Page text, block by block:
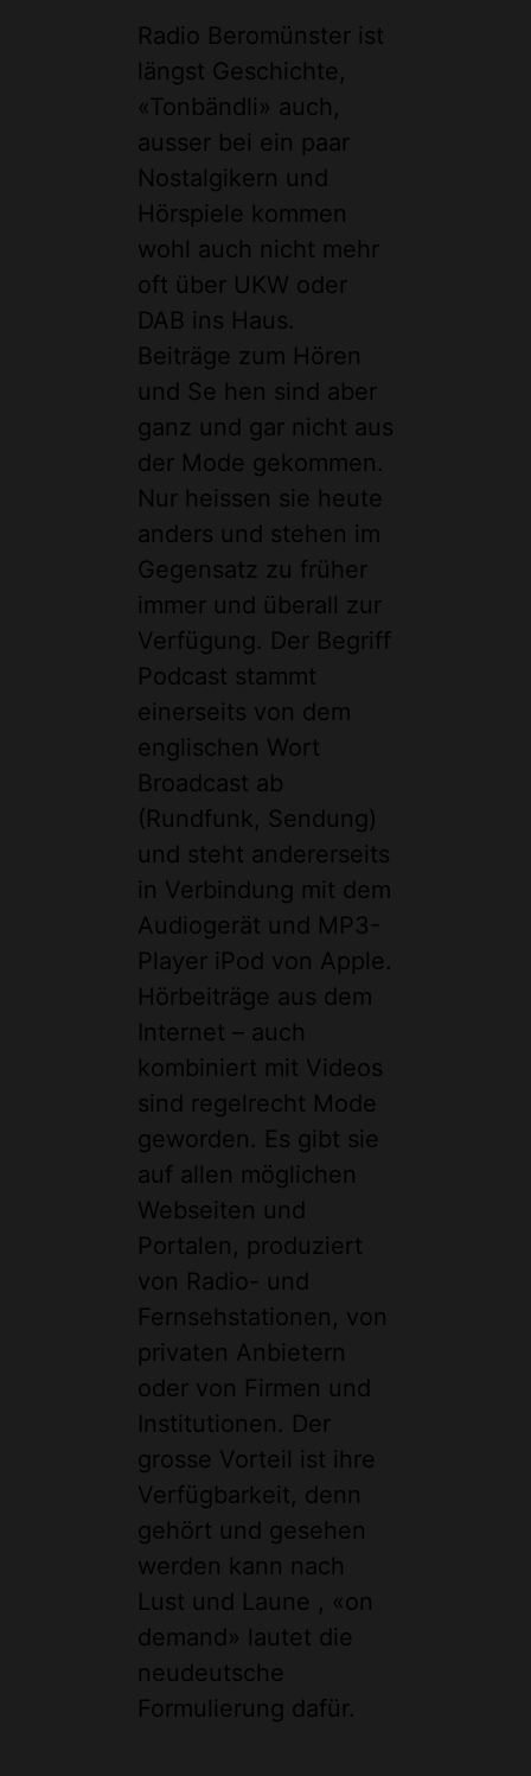
Radio Beromünster ist
längst Geschichte,
«Tonbändli» auch,
ausser bei ein paar
Nostalgikern und
Hörspiele kommen
wohl auch nicht mehr
oft über UKW oder
DAB ins Haus.
Beiträge zum Hören
und Se hen sind aber
ganz und gar nicht aus
der Mode gekommen.
Nur heissen sie heute
anders und stehen im
Gegensatz zu früher
immer und überall zur
Verfügung. Der Begriff
Podcast stammt
einerseits von dem
englischen Wort
Broadcast ab
(Rundfunk, Sendung)
und steht andererseits
in Verbindung mit dem
Audiogerät und MP3-
Player iPod von Apple.
Hörbeiträge aus dem
Internet – auch
kombiniert mit Videos
sind regelrecht Mode
geworden. Es gibt sie
auf allen möglichen
Webseiten und
Portalen, produziert
von Radio- und
Fernsehstationen, von
privaten Anbietern
oder von Firmen und
Institutionen. Der
grosse Vorteil ist ihre
Verfügbarkeit, denn
gehört und gesehen
werden kann nach
Lust und Laune , «on
demand» lautet die
neudeutsche
Formulierung dafür.